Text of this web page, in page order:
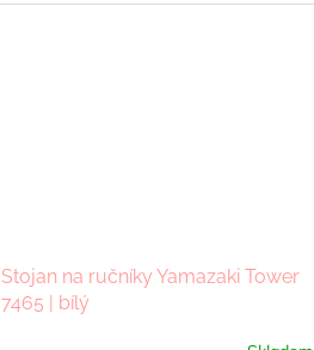
Stojan na ručníky Yamazaki Tower
7465 | bílý